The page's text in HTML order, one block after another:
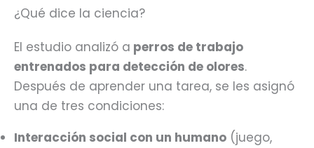
¿Qué dice la ciencia?
El estudio analizó a perros de trabajo
entrenados para detección de olores.
Después de aprender una tarea, se les asignó
una de tres condiciones:
Interacción social con un humano (juego,